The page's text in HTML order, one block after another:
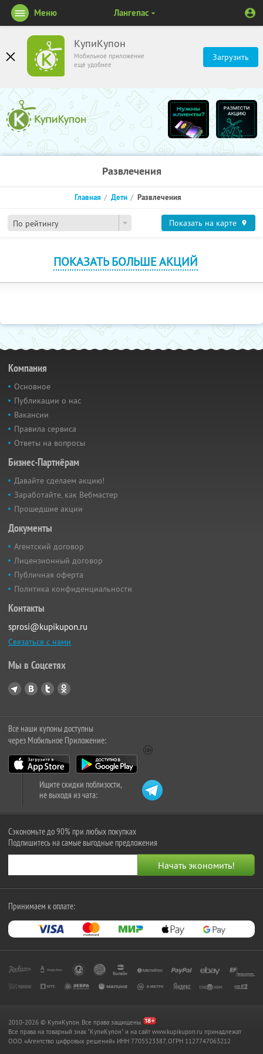
КупиКупон
Мобильное приложение
ещё удобнее
Загрузить
Меню Лангепас
Развлечения
По рейтингу
Главная Дети Развлечения
Показать на карте
ПОКАЗАТЬ БОЛЬШЕ АКЦИЙ
Компания
Основное
Публикации о нас
Вакансии
Правила сервиса
Ответы на вопросы
Бизнес-Партнёрам
Давайте сделаем акцию!
Заработайте, как Вебмастер
Прошедшие акции
Документы
Агентский договор
Лицензионный договор
Публичная оферта
Политика конфиденциальности
Контакты
sprosi@kupikupon.ru
Связаться с нами
Мы в Соцсетях
Все наши купоны доступны
через Мобильное Приложение:
Ищите скидки поблизости,
не выходя из чата:
Сэкономьте до 90% при любых покупках
Подпишитесь на самые выгодные предложения
Принимаем к оплате:
2010-2026 © КупиКупон. Все права защищены.
Все права на товарный знак "КупиКупон" и на сайт www.kupikupon.ru принадлежат
OOO «Агентство цифровых решений» ИНН 7705523387, ОГРН 1127747063212